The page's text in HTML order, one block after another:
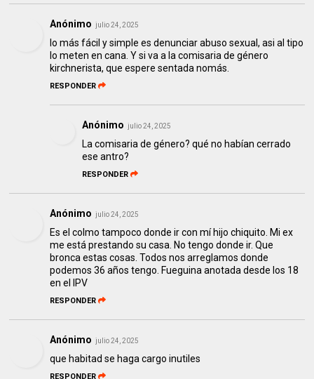
Anónimo julio 24, 2025
lo más fácil y simple es denunciar abuso sexual, asi al tipo
lo meten en cana. Y si va a la comisaria de género
kirchnerista, que espere sentada nomás.
RESPONDER
Anónimo julio 24, 2025
La comisaria de género? qué no habían cerrado
ese antro?
RESPONDER
Anónimo julio 24, 2025
Es el colmo tampoco donde ir con mí hijo chiquito. Mi ex
me está prestando su casa. No tengo donde ir. Que
bronca estas cosas. Todos nos arreglamos donde
podemos 36 años tengo. Fueguina anotada desde los 18
en el IPV
RESPONDER
Anónimo julio 24, 2025
que habitad se haga cargo inutiles
RESPONDER